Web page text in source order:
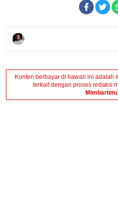
Konten berbayar di bawah ini adalah
terkait dengan proses redaksi